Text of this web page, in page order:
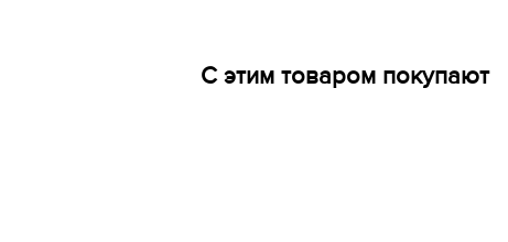
С этим товаром покупают